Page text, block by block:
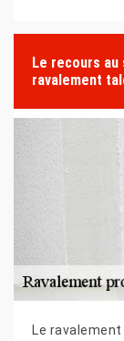
Le recours
ravalement
Le